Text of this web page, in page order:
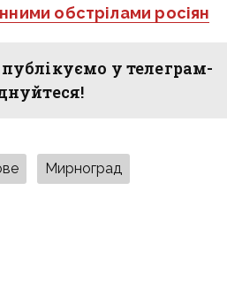
обстрілами росіян
у телеграм-
Мирноград